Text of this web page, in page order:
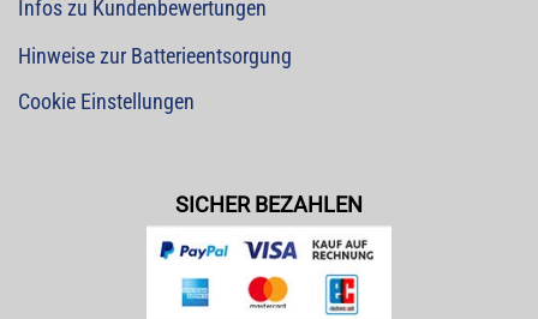
Infos zu Kundenbewertungen
Hinweise zur Batterieentsorgung
Cookie Einstellungen
SICHER BEZAHLEN